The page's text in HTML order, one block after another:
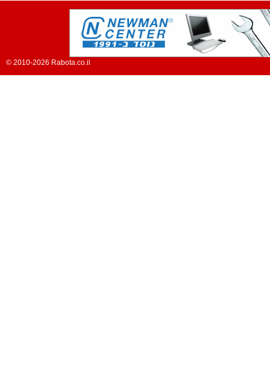
© 2010-2026 Rabota.co.il